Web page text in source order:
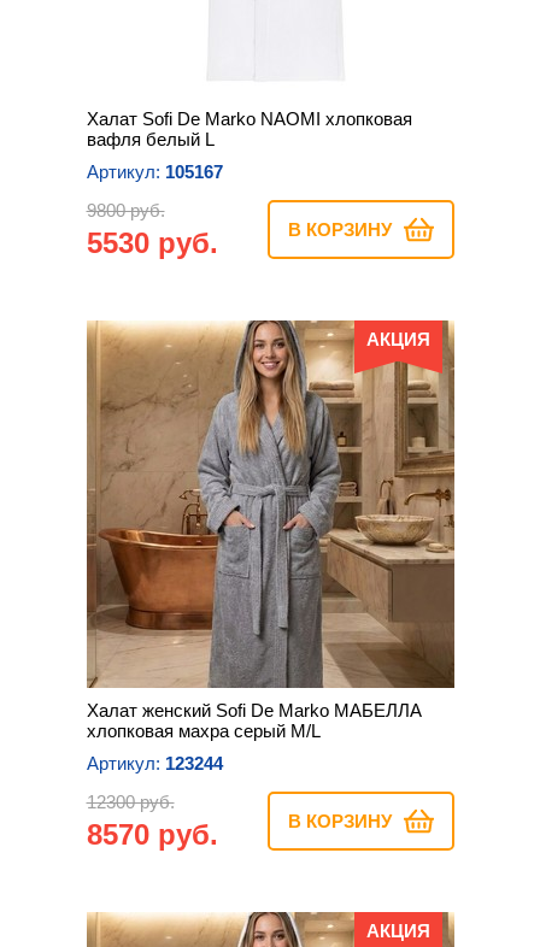
Халат Sofi De Marko NAOMI хлопковая
вафля белый L
Артикул: 105167
9800 руб.
5530 руб. В КОРЗИНУ
АКЦИЯ
Халат женский Sofi De Marko МАБЕЛЛА
хлопковая махра серый M/L
Артикул: 123244
12300 руб.
8570 руб. В КОРЗИНУ
АКЦИЯ